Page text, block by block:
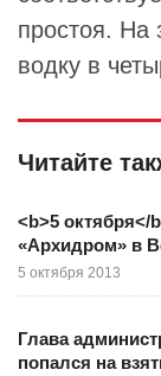
простоя. На
водку в
Читайте
<b>5 октября</
«Архидром» в
5 октября 2013
Глава
попался на